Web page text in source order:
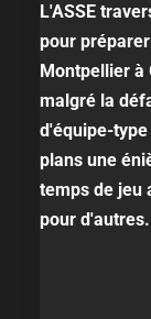
L'ASSE
pour
Montpellier à
malgré la
d'équipe-
plans une
temps de jeu
pour d'autres.